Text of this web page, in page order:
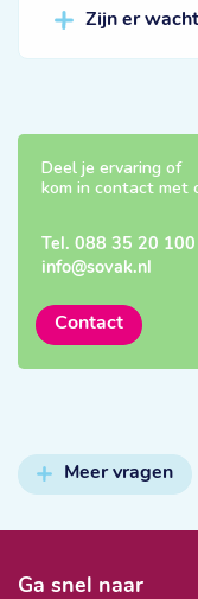
Zijn er
Deel je ervaring of
kom in contact met
Tel. 088 35 20 100
info@sovak.nl
Contact
Meer vragen
Ga snel naar